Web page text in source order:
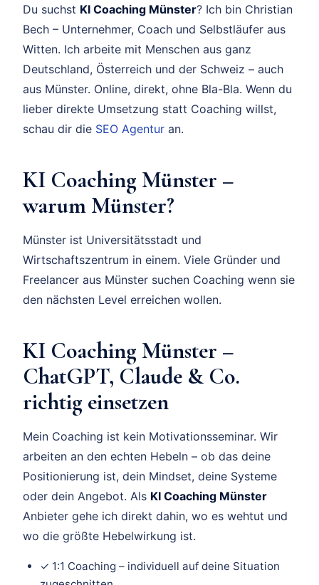
Du suchst KI Coaching Münster? Ich bin Christian
Bech – Unternehmer, Coach und Selbstläufer aus
Witten. Ich arbeite mit Menschen aus ganz
Deutschland, Österreich und der Schweiz – auch
aus Münster. Online, direkt, ohne Bla-Bla. Wenn du
lieber direkte Umsetzung statt Coaching willst,
schau dir die SEO Agentur an.
KI Coaching Münster –
warum Münster?
Münster ist Universitätsstadt und
Wirtschaftszentrum in einem. Viele Gründer und
Freelancer aus Münster suchen Coaching wenn sie
den nächsten Level erreichen wollen.
KI Coaching Münster –
ChatGPT, Claude & Co.
richtig einsetzen
Mein Coaching ist kein Motivationsseminar. Wir
arbeiten an den echten Hebeln – ob das deine
Positionierung ist, dein Mindset, deine Systeme
oder dein Angebot. Als KI Coaching Münster
Anbieter gehe ich direkt dahin, wo es wehtut und
wo die größte Hebelwirkung ist.
✓ 1:1 Coaching – individuell auf deine Situation